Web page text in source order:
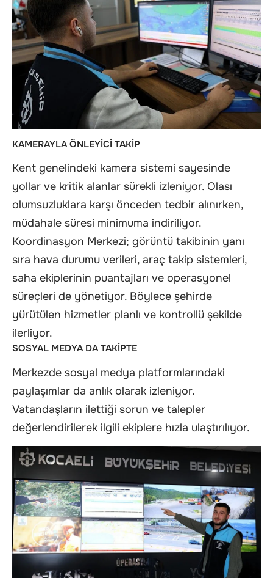
KAMERAYLA ÖNLEYİCİ TAKİP
Kent genelindeki kamera sistemi sayesinde
yollar ve kritik alanlar sürekli izleniyor. Olası
olumsuzluklara karşı önceden tedbir alınırken,
müdahale süresi minimuma indiriliyor.
Koordinasyon Merkezi; görüntü takibinin yanı
sıra hava durumu verileri, araç takip sistemleri,
saha ekiplerinin puantajları ve operasyonel
süreçleri de yönetiyor. Böylece şehirde
yürütülen hizmetler planlı ve kontrollü şekilde
ilerliyor.
SOSYAL MEDYA DA TAKİPTE
Merkezde sosyal medya platformlarındaki
paylaşımlar da anlık olarak izleniyor.
Vatandaşların ilettiği sorun ve talepler
değerlendirilerek ilgili ekiplere hızla ulaştırılıyor.